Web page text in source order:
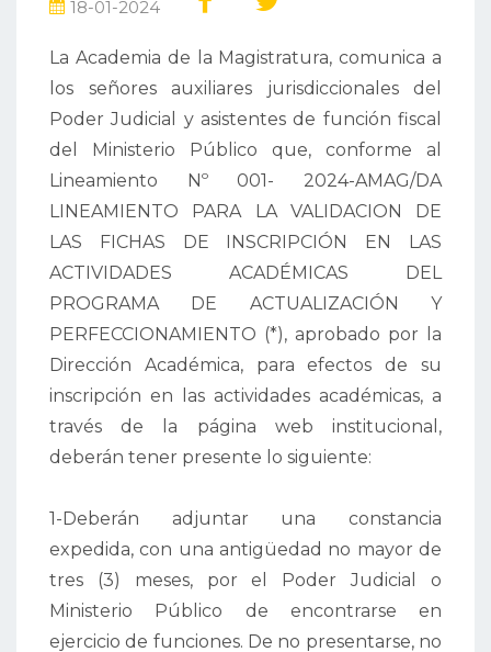
18-01-2024
La Academia de la Magistratura, comunica a
los señores auxiliares jurisdiccionales del
Poder Judicial y asistentes de función fiscal
del Ministerio Público que, conforme al
Lineamiento Nº 001- 2024-AMAG/DA
LINEAMIENTO PARA LA VALIDACION DE
LAS FICHAS DE INSCRIPCIÓN EN LAS
ACTIVIDADES ACADÉMICAS DEL
PROGRAMA DE ACTUALIZACIÓN Y
PERFECCIONAMIENTO (*), aprobado por la
Dirección Académica, para efectos de su
inscripción en las actividades académicas, a
través de la página web institucional,
deberán tener presente lo siguiente:
1-Deberán adjuntar una constancia
expedida, con una antigüedad no mayor de
tres (3) meses, por el Poder Judicial o
Ministerio Público de encontrarse en
ejercicio de funciones. De no presentarse, no